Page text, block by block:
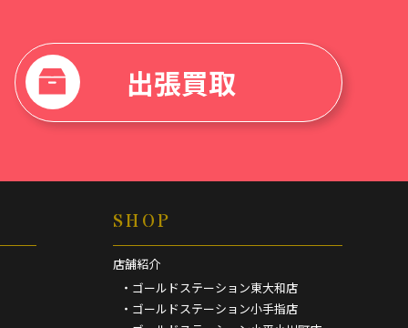
出張買取
SHOP
店舗紹介
・ゴールドステーション東大和店
・ゴールドステーション小手指店